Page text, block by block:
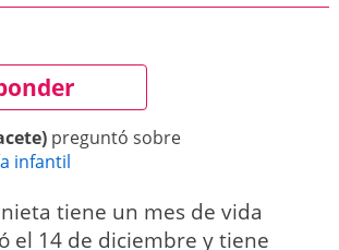
preguntó sobre
infantil
tiene un mes de vida
el 14 de diciembre y tiene